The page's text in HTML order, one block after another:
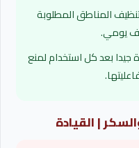
المناطق المطلوبة
يومي.
جيدا بعد كل استخدام لمنع
| القيادة